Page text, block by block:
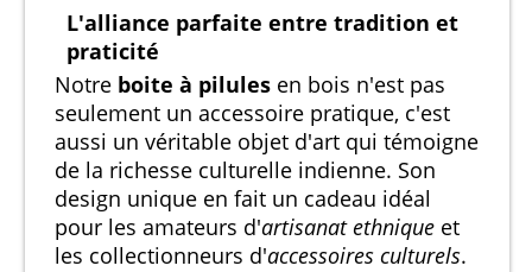
L'alliance parfaite entre tradition et
praticité
Notre boite à pilules en bois n'est pas
seulement un accessoire pratique, c'est
aussi un véritable objet d'art qui témoigne
de la richesse culturelle indienne. Son
design unique en fait un cadeau idéal
pour les amateurs d'artisanat ethnique et
les collectionneurs d'accessoires culturels.